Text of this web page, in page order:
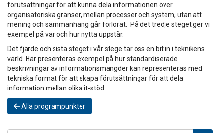
förutsättningar för att kunna dela informationen över
organisatoriska gränser, mellan processer och system, utan att
mening och sammanhang går förlorat. På det tredje steget ger vi
exempel på var och hur nytta uppstår.
Det fjärde och sista steget i vår stege tar oss en bit in i teknikens
värld. Här presenteras exempel på hur standardiserade
beskrivningar av informationsmängder kan representeras med
tekniska format för att skapa förutsättningar för att dela
information mellan olika it-stöd.
Alla programpunkter